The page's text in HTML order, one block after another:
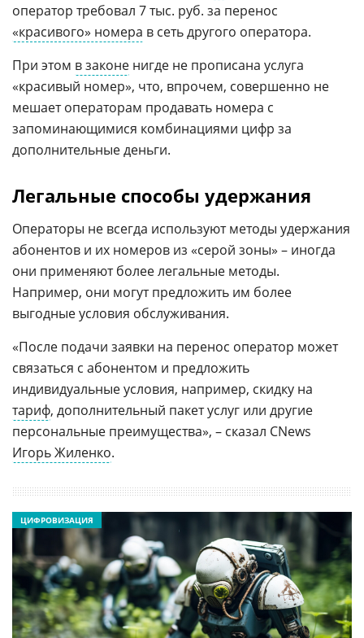
оператор требовал 7 тыс. руб. за перенос
«красивого» номера в сеть другого оператора.
При этом в законе нигде не прописана услуга
«красивый номер», что, впрочем, совершенно не
мешает операторам продавать номера с
запоминающимися комбинациями цифр за
дополнительные деньги.
Легальные способы удержания
Операторы не всегда используют методы удержания
абонентов и их номеров из «серой зоны» – иногда
они применяют более легальные методы.
Например, они могут предложить им более
выгодные условия обслуживания.
«После подачи заявки на перенос оператор может
связаться с абонентом и предложить
индивидуальные условия, например, скидку на
тариф, дополнительный пакет услуг или другие
персональные преимущества», – сказал CNews
Игорь Жиленко.
ЦИФРОВИЗАЦИЯ